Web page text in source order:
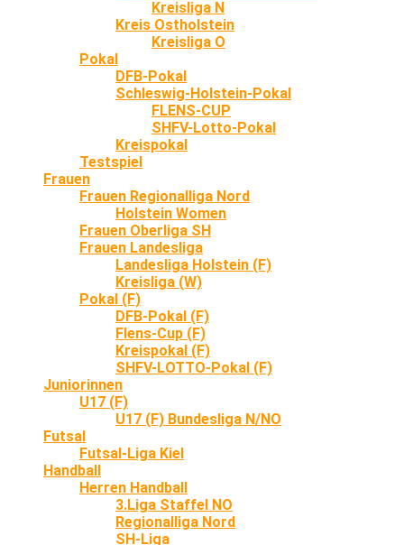
Kreisliga N
Kreis Ostholstein
Kreisliga O
Pokal
DFB-Pokal
Schleswig-Holstein-Pokal
FLENS-CUP
SHFV-Lotto-Pokal
Kreispokal
Testspiel
Frauen
Frauen Regionalliga Nord
Holstein Women
Frauen Oberliga SH
Frauen Landesliga
Landesliga Holstein (F)
Kreisliga (W)
Pokal (F)
DFB-Pokal (F)
Flens-Cup (F)
Kreispokal (F)
SHFV-LOTTO-Pokal (F)
Juniorinnen
U17 (F)
U17 (F) Bundesliga N/NO
Futsal
Futsal-Liga Kiel
Handball
Herren Handball
3.Liga Staffel NO
Regionalliga Nord
SH-Liga